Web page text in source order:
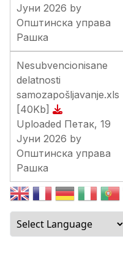
Јуни 2026 by
Општинска управа
Рашка
Nesubvencionisane
delatnosti
samozapošljavanje.xls
[40Kb]
Uploaded Петак, 19
Јуни 2026 by
Општинска управа
Рашка